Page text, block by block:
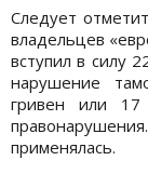
Следует
владельцев
вступил в силу
нарушение
гривен или
применялась.